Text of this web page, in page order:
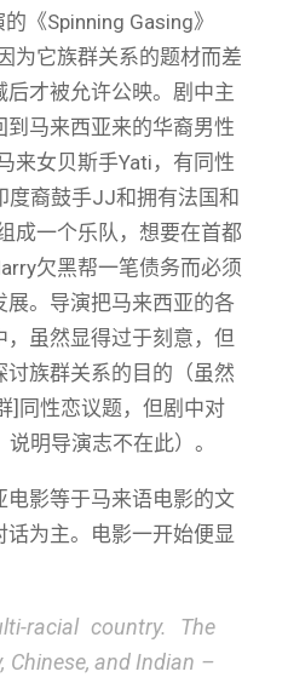
《Spinning Gasing》
为它族群关系的题材而差
才被允许公映。剧中主
马来西亚来的华裔男性
来女贝斯手Yati，有同性
裔鼓手JJ和拥有法国和
成一个乐队，想要在首都
欠黑帮一笔债务而必须
。导演把马来西亚的各
虽然显得过于刻意，但
族群关系的目的（虽然
]同性恋议题，但剧中对
明导演志不在此）。
影等于马来语电影的文
为主。电影一开始便显
racial country. The
Chinese, and Indian –